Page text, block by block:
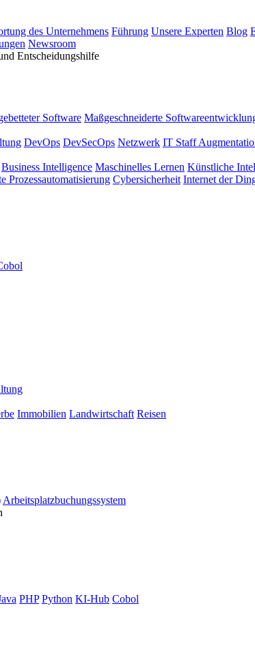
des Unternehmens Führung Unsere Experten Blog
Newsroom
Entscheidungshilfe
Software Maßgeschneiderte
DevOps DevSecOps Netzwerk IT Staff
Business Intelligence Maschinelles Lernen Künstliche
Prozessautomatisierung Cybersicherheit Internet der
Immobilien Landwirtschaft Reisen
Arbeitsplatzbuchungssystem
PHP Python KI-Hub Cobol